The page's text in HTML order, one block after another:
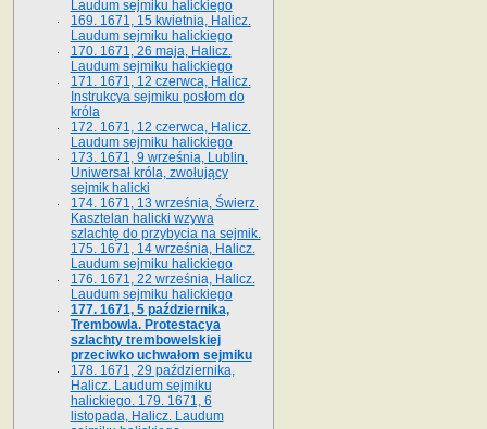
Laudum sejmiku halickiego
169. 1671, 15 kwietnia, Halicz.
Laudum sejmiku halickiego
170. 1671, 26 maja, Halicz.
Laudum sejmiku halickiego
171. 1671, 12 czerwca, Halicz.
Instrukcya sejmiku posłom do
króla
172. 1671, 12 czerwca, Halicz.
Laudum sejmiku halickiego
173. 1671, 9 września, Lublin.
Uniwersał króla, zwołujący
sejmik halicki
174. 1671, 13 września, Świerz.
Kasztelan halicki wzywa
szlachtę do przybycia na sejmik.
175. 1671, 14 września, Halicz.
Laudum sejmiku halickiego
176. 1671, 22 września, Halicz.
Laudum sejmiku halickiego
177. 1671, 5 października,
Trembowla. Protestacya
szlachty trembowelskiej
przeciwko uchwałom sejmiku
178. 1671, 29 października,
Halicz. Laudum sejmiku
halickiego. 179. 1671, 6
listopada, Halicz. Laudum